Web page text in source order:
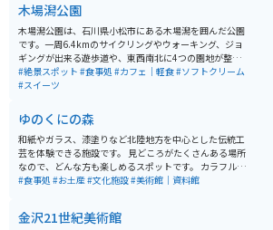
木場潟公園
木場潟公園は、石川県小松市にある木場潟を囲んだ公園
です。一周6.4kmのサイクリングやウォーキング、ジョ
ギングが出来る遊歩道や、東西南北に4つの園地が整備
されています。東園地には足湯やカフェ、ドッグランな
どもあります。季節によっては、カヌーやゲートゴルフ
#絶景スポット #食事処 #カフェ｜軽食#ソフトクリーム
#スイーツ
ゆのくにの森
和紙やガラス、漆塗りなど北陸地方を中心とした伝統工
芸を体験できる施設です。 見どころがたくさんある場所
なので、どんな方も楽しめるスポットです。 カラフルな
傘や窓の格子につけられた風車など写真映えするところ
#食事処 #お土産#文化施設#美術館｜資料館
金沢21世紀美術館